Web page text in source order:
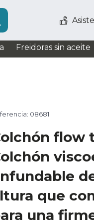
Freidoras sin aceite
08681
flow
que
una